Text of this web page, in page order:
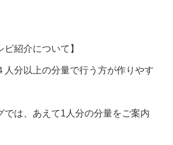
ピ紹介について】
人分以上の分量で行う方が作りやす
では、あえて1人分の分量をご案内